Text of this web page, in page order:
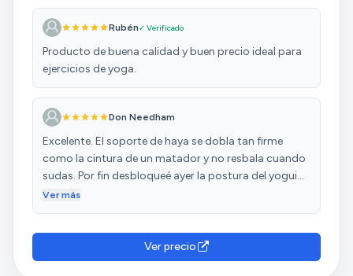
Rubén✓ Verificado
Producto de buena calidad y buen precio ideal para
ejercicios de yoga.
Don Needham
Excelente. El soporte de haya se dobla tan firme
como la cintura de un matador y no resbala cuando
sudas. Por fin desbloqueé ayer la postura del yogui
dormido
Ver más
Ver precio